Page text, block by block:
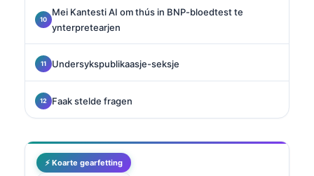
Mei Kantesti AI om thús in BNP-bloedtest te
ynterpretearjen
Undersykspublikaasje-seksje
Faak stelde fragen
⚡ Koarte gearfetting